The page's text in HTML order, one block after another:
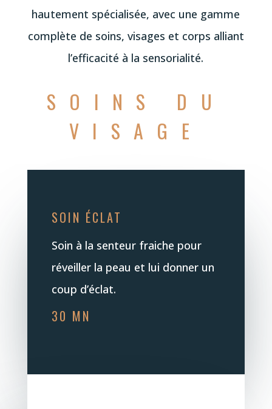
hautement spécialisée, avec une gamme
complète de soins, visages et corps alliant
l’efficacité à la sensorialité.
SOINS DU
VISAGE
SOIN ÉCLAT
Soin à la senteur fraiche pour
réveiller la peau et lui donner un
coup d’éclat.
30 MN